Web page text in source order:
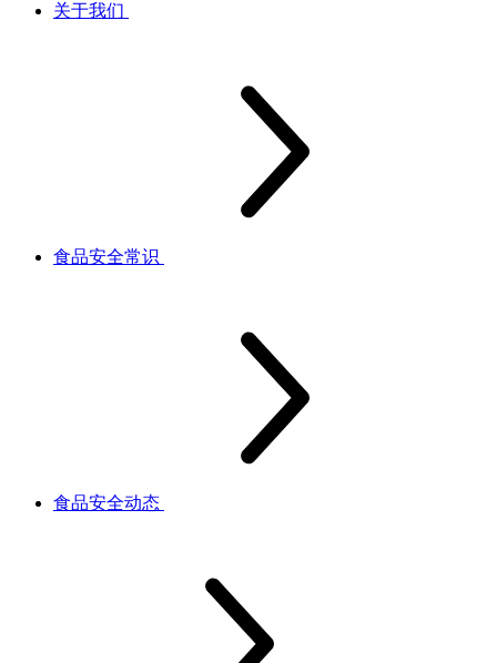
关于我们
食品安全常识
食品安全动态